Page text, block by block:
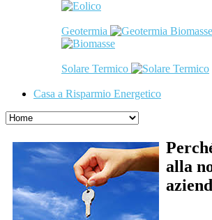
Geotermia Biomasse
Solare Termico
Casa a Risparmio Energetico
alla